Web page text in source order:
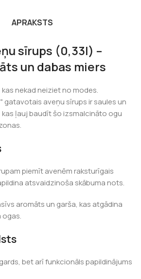
APRAKSTS
sīrups (0,33l) –
un dabas miers
kas nekad neiziet no modes.
gatavotais aveņu sīrups ir saules un
ļauj baudīt šo izsmalcināto ogu
piemīt avenēm raksturīgais
atsvaidzinoša skābuma nots.
aromāts un garša, kas atgādina
ogas.
bet arī funkcionāls papildinājums